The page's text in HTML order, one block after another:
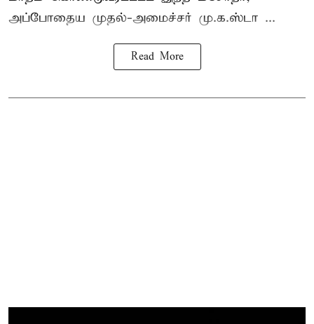
அப்போதைய முதல்-அமைச்சர் மு.க.ஸ்டா ...
Read More